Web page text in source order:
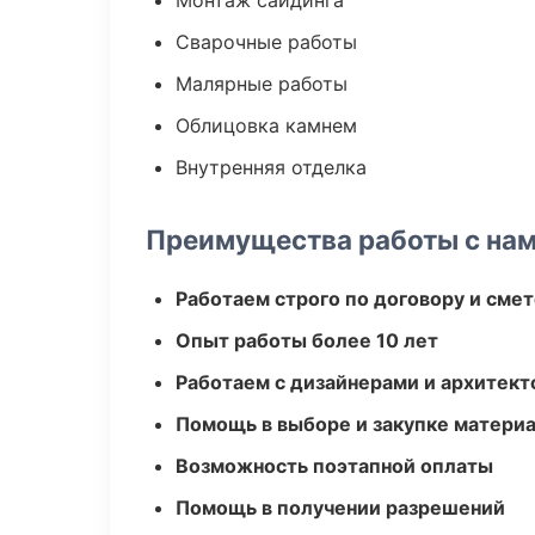
Сварочные работы
Малярные работы
Облицовка камнем
Внутренняя отделка
Преимущества работы с
Работаем строго по договору и
Опыт работы более 10 лет
Работаем с дизайнерами и
Помощь в выборе и закупке
Возможность поэтапной оплаты
Помощь в получении разрешений